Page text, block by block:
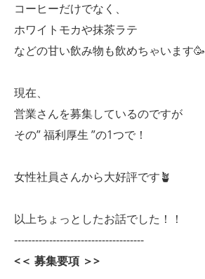
コーヒーだけでなく、
ホワイトモカや抹茶ラテ
などの甘い飲み物も飲めちゃいます🥳
現在、
営業さんを募集しているのですが
その” 福利厚生 ”の1つで！
女性社員さんから大好評です🪴
以上ちょっとしたお話でした！！
-------------------------------------
<＜ 募集要項 ＞>